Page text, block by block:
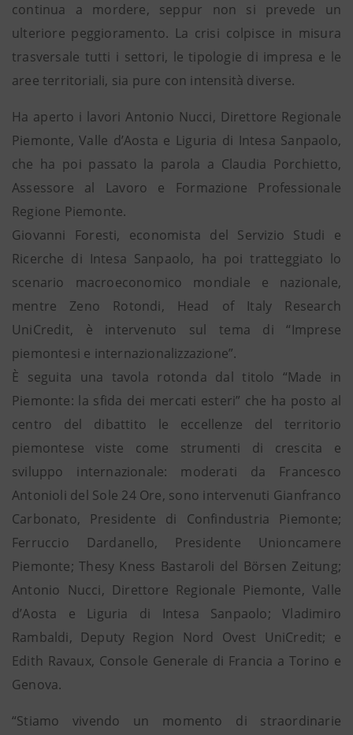
continua a mordere, seppur non si prevede un
ulteriore peggioramento. La crisi colpisce in misura
trasversale tutti i settori, le tipologie di impresa e le
aree territoriali, sia pure con intensità diverse.
Ha aperto i lavori Antonio Nucci, Direttore Regionale
Piemonte, Valle d’Aosta e Liguria di Intesa Sanpaolo,
che ha poi passato la parola a Claudia Porchietto,
Assessore al Lavoro e Formazione Professionale
Regione Piemonte.
Giovanni Foresti, economista del Servizio Studi e
Ricerche di Intesa Sanpaolo, ha poi tratteggiato lo
scenario macroeconomico mondiale e nazionale,
mentre Zeno Rotondi, Head of Italy Research
UniCredit, è intervenuto sul tema di “Imprese
piemontesi e internazionalizzazione”.
È seguita una tavola rotonda dal titolo “Made in
Piemonte: la sfida dei mercati esteri” che ha posto al
centro del dibattito le eccellenze del territorio
piemontese viste come strumenti di crescita e
sviluppo internazionale: moderati da Francesco
Antonioli del Sole 24 Ore, sono intervenuti Gianfranco
Carbonato, Presidente di Confindustria Piemonte;
Ferruccio Dardanello, Presidente Unioncamere
Piemonte; Thesy Kness Bastaroli del Börsen Zeitung;
Antonio Nucci, Direttore Regionale Piemonte, Valle
d’Aosta e Liguria di Intesa Sanpaolo; Vladimiro
Rambaldi, Deputy Region Nord Ovest UniCredit; e
Edith Ravaux, Console Generale di Francia a Torino e
Genova.
“Stiamo vivendo un momento di straordinarie